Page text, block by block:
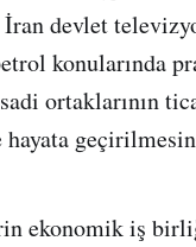
İran devlet
konularında
ortaklarının
hayata
ekonomik iş